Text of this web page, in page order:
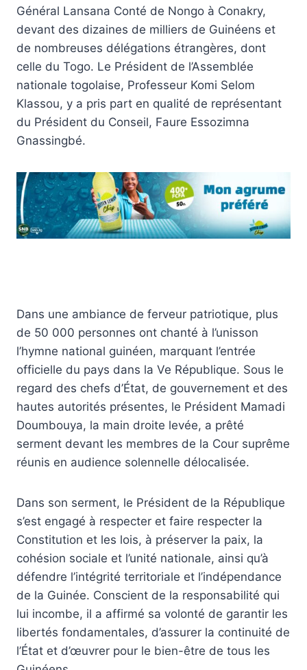
Général Lansana Conté de Nongo à Conakry,
devant des dizaines de milliers de Guinéens et
de nombreuses délégations étrangères, dont
celle du Togo. Le Président de l’Assemblée
nationale togolaise, Professeur Komi Selom
Klassou, y a pris part en qualité de représentant
du Président du Conseil, Faure Essozimna
Gnassingbé.
Dans une ambiance de ferveur patriotique, plus
de 50 000 personnes ont chanté à l’unisson
l’hymne national guinéen, marquant l’entrée
officielle du pays dans la Ve République. Sous le
regard des chefs d’État, de gouvernement et des
hautes autorités présentes, le Président Mamadi
Doumbouya, la main droite levée, a prêté
serment devant les membres de la Cour suprême
réunis en audience solennelle délocalisée.
Dans son serment, le Président de la République
s’est engagé à respecter et faire respecter la
Constitution et les lois, à préserver la paix, la
cohésion sociale et l’unité nationale, ainsi qu’à
défendre l’intégrité territoriale et l’indépendance
de la Guinée. Conscient de la responsabilité qui
lui incombe, il a affirmé sa volonté de garantir les
libertés fondamentales, d’assurer la continuité de
l’État et d’œuvrer pour le bien-être de tous les